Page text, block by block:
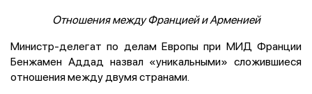
Отношения между Францией и Арменией
Министр-делегат по делам Европы при МИД Франции
Бенжамен Аддад назвал «уникальными» сложившиеся
отношения между двумя странами.